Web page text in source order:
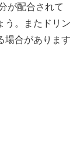
が配合されて
う。またドリン
場合があります